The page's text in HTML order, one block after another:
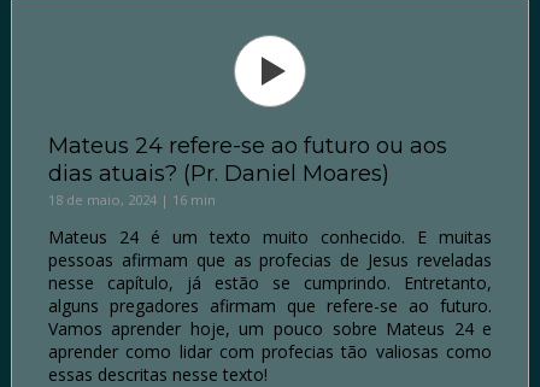
Mateus 24 refere-se ao futuro ou aos
dias atuais? (Pr. Daniel Moares)
18 de maio, 2024 | 16 min
Mateus 24 é um texto muito conhecido. E muitas
pessoas afirmam que as profecias de Jesus reveladas
nesse capítulo, já estão se cumprindo. Entretanto,
alguns pregadores afirmam que refere-se ao futuro.
Vamos aprender hoje, um pouco sobre Mateus 24 e
aprender como lidar com profecias tão valiosas como
essas descritas nesse texto!